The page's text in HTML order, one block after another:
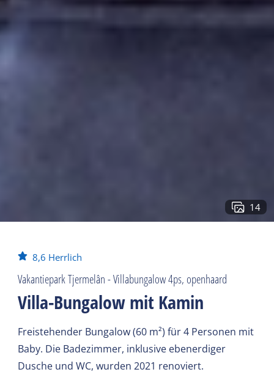
14
8,6 Herrlich
Vakantiepark Tjermelân - Villabungalow 4ps, openhaard
Villa-Bungalow mit Kamin
Freistehender Bungalow (60 m²) für 4 Personen mit
Baby. Die Badezimmer, inklusive ebenerdiger
Dusche und WC, wurden 2021 renoviert.